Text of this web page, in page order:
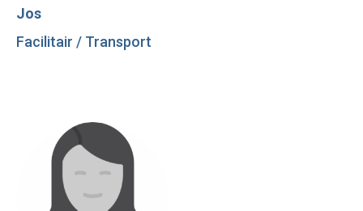
Jos
Facilitair / Transport